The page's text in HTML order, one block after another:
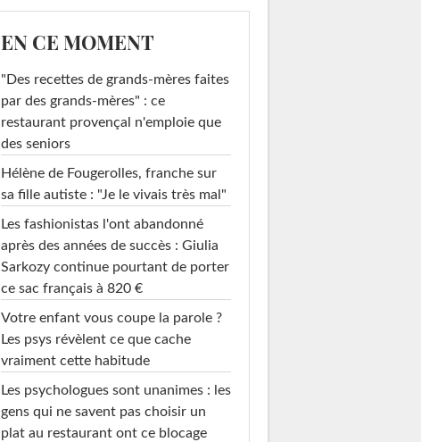
EN CE MOMENT
"Des recettes de grands-mères faites
par des grands-mères" : ce
restaurant provençal n'emploie que
des seniors
Hélène de Fougerolles, franche sur
sa fille autiste : "Je le vivais très mal"
Les fashionistas l'ont abandonné
après des années de succès : Giulia
Sarkozy continue pourtant de porter
ce sac français à 820 €
Votre enfant vous coupe la parole ?
Les psys révèlent ce que cache
vraiment cette habitude
Les psychologues sont unanimes : les
gens qui ne savent pas choisir un
plat au restaurant ont ce blocage